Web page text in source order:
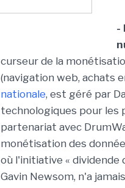
-
curseur de la
(navigation web, achats
nationale, est géré par
technologiques pour les
partenariat avec
monétisation des
où l'initiative « dividende
Gavin Newsom, n'a